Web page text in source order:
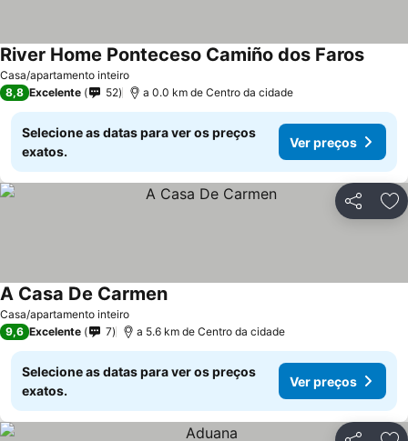
Casa/apartamento inteiro
River Home Ponteceso Camiño dos Faros
8,8 Excelente 52 a 0.0 km de Centro da cidade
Selecione as datas para ver os preços
exatos.
Ver preços
Partilhar
Casa/apartamento inteiro
A Casa De Carmen
9,6 Excelente 7 a 5.6 km de Centro da cidade
Selecione as datas para ver os preços
exatos.
Ver preços